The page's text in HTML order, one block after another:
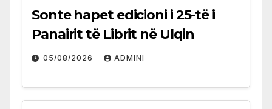
Sonte hapet edicioni i 25-të i
Panairit të Librit në Ulqin
05/08/2026 ADMINI